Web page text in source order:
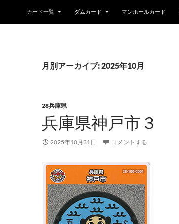
カード一覧 ダムカード マンホールカード
月別アーカイブ: 2025年10月
28兵庫県
兵庫県神戸市３
2025年10月31日 コメントする